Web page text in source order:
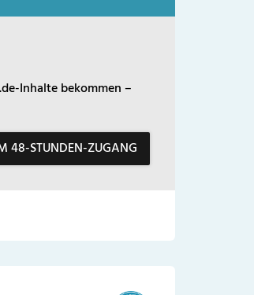
Inhalte bekommen –
48-STUNDEN-ZUGANG